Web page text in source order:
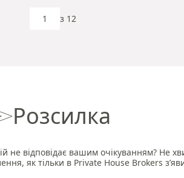
з 12
Розсилка
не відповідає вашим очікуванням? Не
як тільки в Private House Brokers